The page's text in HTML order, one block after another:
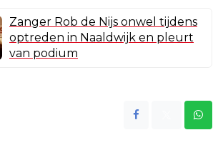
Zanger Rob de Nijs onwel tijdens
optreden in Naaldwijk en pleurt
van podium